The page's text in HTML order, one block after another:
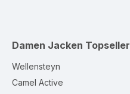
Damen Jacken Topseller
Wellensteyn
Camel Active